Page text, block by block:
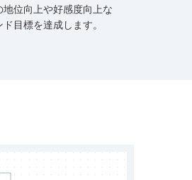
位向上や好感度向上な
目標を達成します。